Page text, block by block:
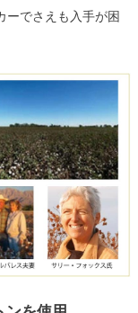
ーでさえも入手が困